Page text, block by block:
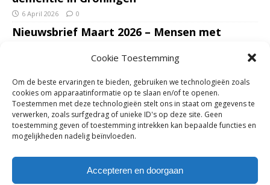
Cookie Toestemming
Om de beste ervaringen te bieden, gebruiken we technologieën zoals
cookies om apparaatinformatie op te slaan en/of te openen.
Toestemmen met deze technologieën stelt ons in staat om gegevens te
verwerken, zoals surfgedrag of unieke ID's op deze site. Geen
toestemming geven of toestemming intrekken kan bepaalde functies en
mogelijkheden nadelig beïnvloeden.
Accepteren en doorgaan
6 April 2026 0
Nieuwsbrief Maart 2026 – Mensen met
Nieuwsbrief Januari – Februari 2026 – Mensen
met dementie in Groningen
7 February 2026 0
Ondersteun mantelzorgers – gun hun een
adempauze in De Opstap. Inzamelingsactie
voor De Opstap gestart op GoFundMe
0